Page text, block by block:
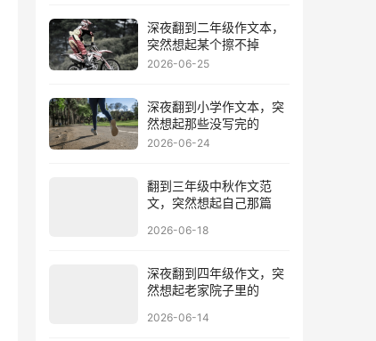
深夜翻到二年级作文本，
突然想起某个擦不掉
2026-06-25
深夜翻到小学作文本，突
然想起那些没写完的
2026-06-24
翻到三年级中秋作文范
文，突然想起自己那篇
2026-06-18
深夜翻到四年级作文，突
然想起老家院子里的
2026-06-14